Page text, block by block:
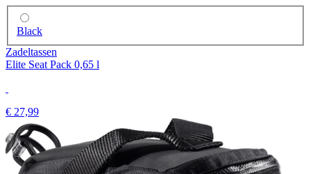
Black
Zadeltassen
Elite Seat Pack 0,65 l
€ 27,99